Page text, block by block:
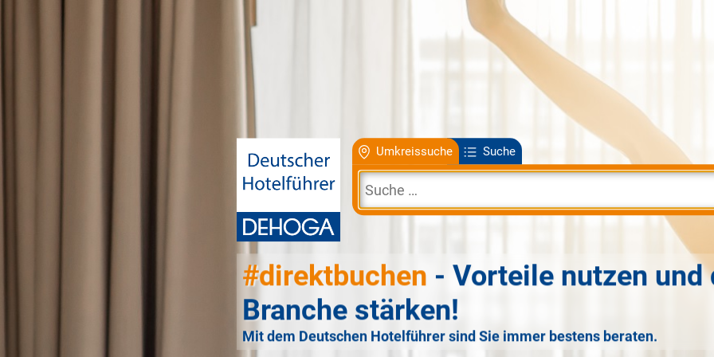
Umkreissuche Suche
#direktbuchen - Vorteile nutzen und
Branche stärken!
Mit dem Deutschen Hotelführer sind Sie immer bestens beraten.